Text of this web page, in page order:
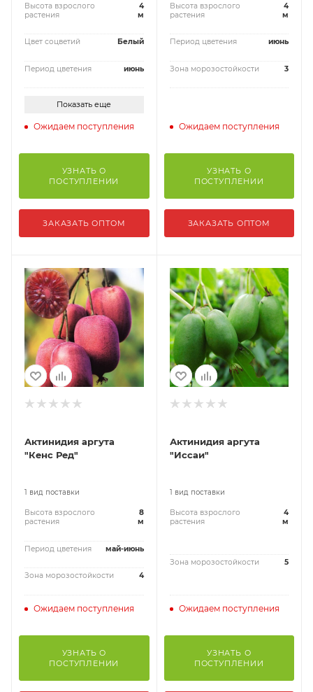
Высота взрослого
растения
4
м
Цвет соцветий Белый
Период цветения июнь
Показать еще
Ожидаем поступления
УЗНАТЬ О
ПОСТУПЛЕНИИ
ЗАКАЗАТЬ ОПТОМ
Высота взрослого
растения
4
м
Период цветения июнь
Зона морозостойкости 3
Ожидаем поступления
УЗНАТЬ О
ПОСТУПЛЕНИИ
ЗАКАЗАТЬ ОПТОМ
Актинидия аргута
"Кенс Ред"
1 вид поставки
Высота взрослого
растения
8
м
Период цветения май-июнь
Зона морозостойкости 4
Ожидаем поступления
УЗНАТЬ О
ПОСТУПЛЕНИИ
Актинидия аргута
"Иссаи"
1 вид поставки
Высота взрослого
растения
4
м
Зона морозостойкости 5
Ожидаем поступления
УЗНАТЬ О
ПОСТУПЛЕНИИ